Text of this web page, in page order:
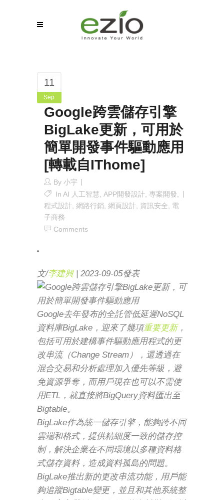
11
Sep
Google跨雲儲存引擎
BigLake更新，可用於
簡單開發事件驅動應用
[轉載自IThome]
By 小宇
In AI 人工智慧 APP開發設計 專案開發
程式設計 網路行銷 網頁設計 資訊安全
電
子商務
Comments
文/李建興| 2023-09-05發表
Google去年發布的全託管低延遲NoSQL
資料庫BigLake，迎來了幾項重要更新，
包括可用於建構事件驅動應用程式的更
改串流（Change Stream），還透過在
混合交易和分析處理加入優先等級，避
免資源爭奪，而用戶現在也可以不需使
用ETL，就直接將BigQuery資料匯出至
Bigtable。
BigLake作為統一儲存引擎，能夠跨不同
雲端和格式，提供精細度一致的儲存控
制，解決企業在不同環境以多種資料格
式儲存資料，造成資料孤島的問題。
BigLake推出新的更改串流功能，用戶能
夠追蹤Bigtable變更，並且和其他系統整